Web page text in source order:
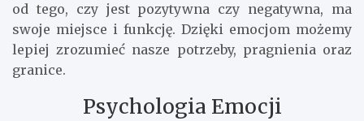
od tego, czy jest pozytywna czy negatywna, ma
swoje miejsce i funkcję. Dzięki emocjom możemy
lepiej zrozumieć nasze potrzeby, pragnienia oraz
granice.
Psychologia Emocji